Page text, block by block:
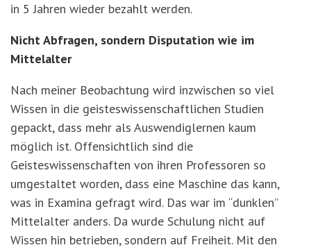
in 5 Jahren wieder bezahlt werden.
Nicht Abfragen, sondern Disputation wie im
Mittelalter
Nach meiner Beobachtung wird inzwischen so viel
Wissen in die geisteswissenschaftlichen Studien
gepackt, dass mehr als Auswendiglernen kaum
möglich ist. Offensichtlich sind die
Geisteswissenschaften von ihren Professoren so
umgestaltet worden, dass eine Maschine das kann,
was in Examina gefragt wird. Das war im “dunklen”
Mittelalter anders. Da wurde Schulung nicht auf
Wissen hin betrieben, sondern auf Freiheit. Mit den